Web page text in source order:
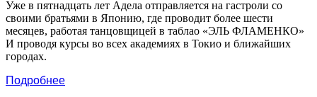
Уже в пятнадцать лет Адела отправляется на гастроли со
своими братьями в Японию, где проводит более шести
месяцев, работая танцовщицей в таблао «ЭЛЬ ФЛАМЕНКО»
И проводя курсы во всех академиях в Токио и ближайших
городах.
Подробнее